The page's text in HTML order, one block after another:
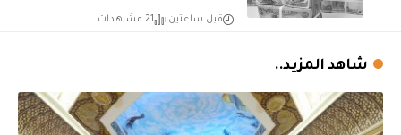
قبل ساعتين 21 مشاهدات
شاهد المزيد..